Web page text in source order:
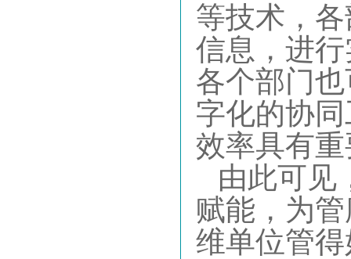
等技术，
信息，进
各个部门
字化的协
效率具有
由此可见
赋能，为
维单位管